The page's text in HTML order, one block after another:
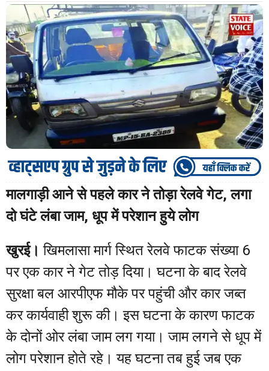
मालगाड़ी आने से पहले कार ने तोड़ा रेलवे गेट, लगा
दो घंटे लंबा जाम, धूप में परेशान हुये लोग
खुरई। खिमलासा मार्ग स्थित रेलवे फाटक संख्या 6
पर एक कार ने गेट तोड़ दिया। घटना के बाद रेलवे
सुरक्षा बल आरपीएफ मौके पर पहुंची और कार जब्त
कर कार्यवाही शुरू की। इस घटना के कारण फाटक
के दोनों ओर लंबा जाम लग गया। जाम लगने से धूप में
लोग परेशान होते रहे। यह घटना तब हुई जब एक